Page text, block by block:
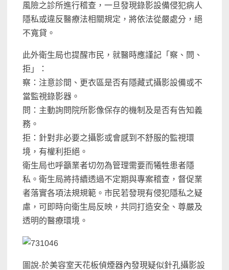
風險之診所進行稽查，一旦發現錄影設備侵犯病人
隱私或違反醫療法相關規定，將依法從嚴處分，絕
不寬貸。
此外衛生局也提醒市民，就醫時應謹記「察、問、
拒」：
察：注意診間、更衣區是否有隱藏式攝影設備或不
當監視錄影器。
問：主動詢問院所影像保存的機制及是否有告知義
務。
拒：針對非必要之攝影或會感到不舒服的監視環
境，有權利拒絕。
衛生局也呼籲業者切勿為管理需要而犧牲患者隱
私。衛生局將持續透過不定期與專案稽查，督促業
者落實各項法規規範。市民若發現有侵犯隱私之疑
慮，可即時向衛生局反映，共同打造安全、尊嚴及
透明的醫療環境。
圖說-於美容室天花板偵煙器內發現疑似針孔攝影設